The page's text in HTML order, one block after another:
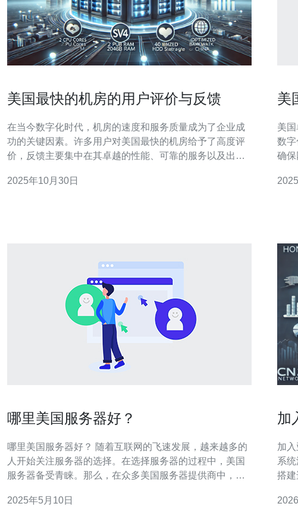
美国最快的机房的用户评价与反馈
在当今数字化时代，机房的速度和服务质量成为了企业成
功的关键因素。许多用户对美国最快的机房给予了高度评
价，反馈主要集中在其卓越的性能、可靠的服务以及出色
您提供全面的了解。 美国最快的机房有哪些特点？ 美国最
2025年10月30日
美
美国
数
确
管服
哪里美国服务器好？
哪里美国服务器好？ 随着互联网的飞速发展，越来越多的
人开始关注服务器的选择。在选择服务器的过程中，美国
服务器备受青睐。那么，在众多美国服务器提供商中，哪
首要考虑的因素。Amazon Web Services（AWS
2025年5月10日
加
加
系
搭建选
版块